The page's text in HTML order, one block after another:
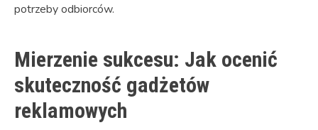
potrzeby odbiorców.
Mierzenie sukcesu: Jak ocenić
skuteczność gadżetów
reklamowych